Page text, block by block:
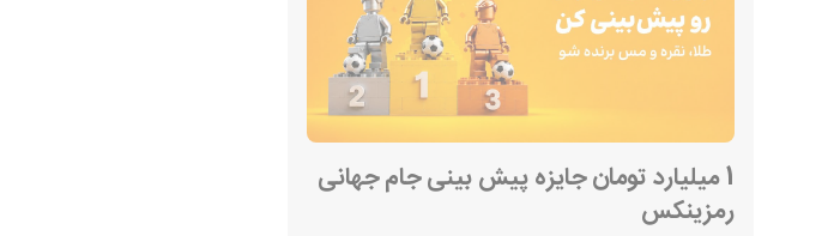
1 میلیارد تومان جایزه پیش بینی جام جهانی
رمزینکس